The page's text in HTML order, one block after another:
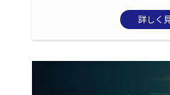
詳しく